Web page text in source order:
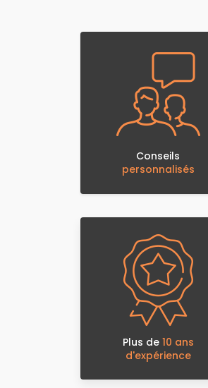
Conseils
personnalisés
Plus de 10 ans
d'expérience